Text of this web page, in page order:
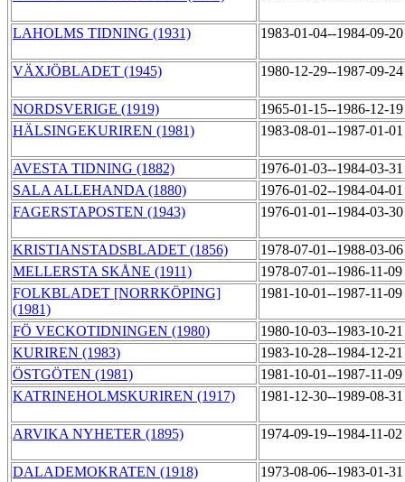
LAHOLMS TIDNING (1931) 1983-01-04--1984-09-
VÄXJÖBLADET (1945) 1980-12-29--1987-09-
NORDSVERIGE (1919)
1965-01-15--1986-12-
HÄLSINGEKURIREN (1981)
1983-08-01--1987-01-
AVESTA TIDNING (1882)
1976-01-03--1984-03-
SALA ALLEHANDA (1880)
1976-01-02--1984-04-
FAGERSTAPOSTEN (1943)
1976-01-01--1984-03-
KRISTIANSTADSBLADET (1856)
1978-07-01--1988-03-
MELLERSTA SKÅNE (1911)
1978-07-01--1986-11-09
FOLKBLADET [NORRKÖPING]
(1981)
1981-10-01--1987-11-09
FÖ VECKOTIDNINGEN (1980)
1980-10-03--1983-10-
KURIREN (1983)
1983-10-28--1984-12-
ÖSTGÖTEN (1981)
1981-10-01--1987-11-09
KATRINEHOLMSKURIREN (1917)
1981-12-30--1989-08-
ARVIKA NYHETER (1895) 1974-09-19--1984-11-02
DALADEMOKRATEN (1918) 1973-08-06--1983-01-